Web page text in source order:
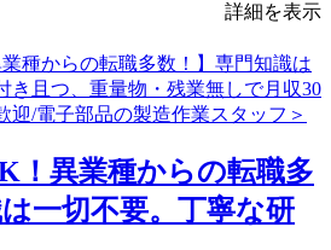
詳細を表示
！異業種からの転職多
一切不要。丁寧な研